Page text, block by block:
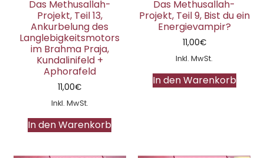
Das Methusallah-
Projekt, Teil 13,
Ankurbelung des
Langlebigkeitsmotors
im Brahma Praja,
Kundalinifeld +
Aphorafeld
11,00€
Inkl. MwSt.
In den Warenkorb
Das Methusallah-
Projekt, Teil 9, Bist du ein
Energievampir?
11,00€
Inkl. MwSt.
In den Warenkorb